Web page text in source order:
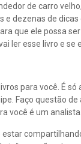
de carro
e dezenas de
que ele possa
ler esse livro e
para você. É
Faço questão
você é um
estar